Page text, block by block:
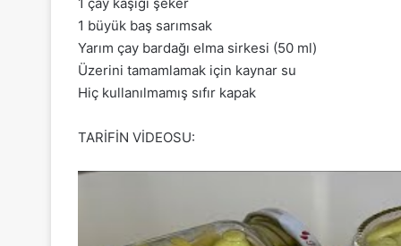
1 büyük baş sarımsak
Yarım çay bardağı elma sirkesi (50 ml)
Üzerini tamamlamak için kaynar su
Hiç kullanılmamış sıfır kapak
TARİFİN VİDEOSU: